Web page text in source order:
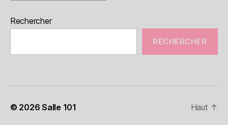
Rechercher
RECHERCHER
© 2026Salle 101 Haut ↑